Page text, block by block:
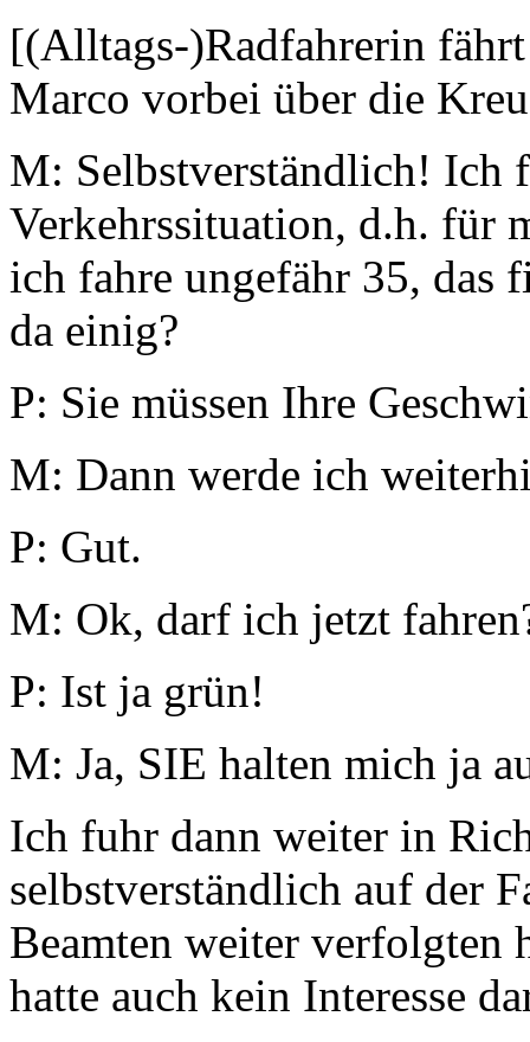
[(Alltags-)Radfahrerin
Marco vorbei über die
M: Selbstverständlich! Ich
Verkehrssituation, d.h. für
ich fahre ungefähr 35, das
da einig?
P: Sie müssen Ihre
M: Dann werde ich
P: Gut.
M: Ok, darf ich jetzt
P: Ist ja grün!
M: Ja, SIE halten mich ja
Ich fuhr dann weiter in
selbstverständlich auf der
Beamten weiter verfolgten
hatte auch kein Interesse